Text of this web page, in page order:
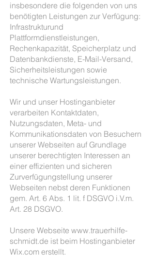
insbesondere die folgenden von uns
benötigten Leistungen zur Verfügung:
Infrastrukturund
Plattformdienstleistungen,
Rechenkapazität, Speicherplatz und
Datenbankdienste, E-Mail-Versand,
Sicherheitsleistungen sowie
technische Wartungsleistungen.
Wir und unser Hostinganbieter
verarbeiten Kontaktdaten,
Nutzungsdaten, Meta- und
Kommunikationsdaten von Besuchern
unserer Webseiten auf Grundlage
unserer berechtigten Interessen an
einer effizienten und sicheren
Zurverfügungstellung unserer
Webseiten nebst deren Funktionen
gem. Art. 6 Abs. 1 lit. f DSGVO i.V.m.
Art. 28 DSGVO.
Unsere Webseite www.trauerhilfe-
schmidt.de ist beim Hostinganbieter
Wix.com erstellt.